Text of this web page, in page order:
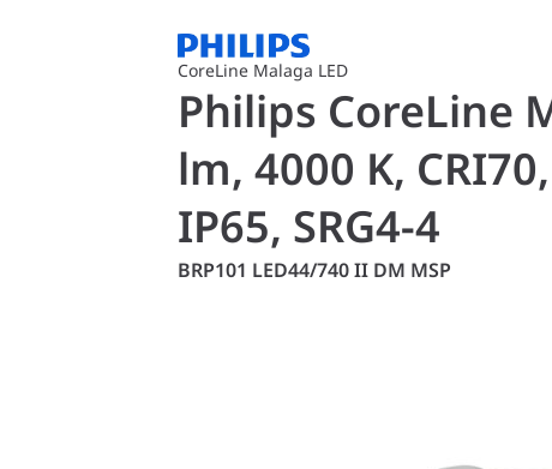
CoreLine Malaga LED
Philips CoreLine
lm, 4000 K,
IP65, SRG4-4
BRP101 LED44/740 II DM MSP